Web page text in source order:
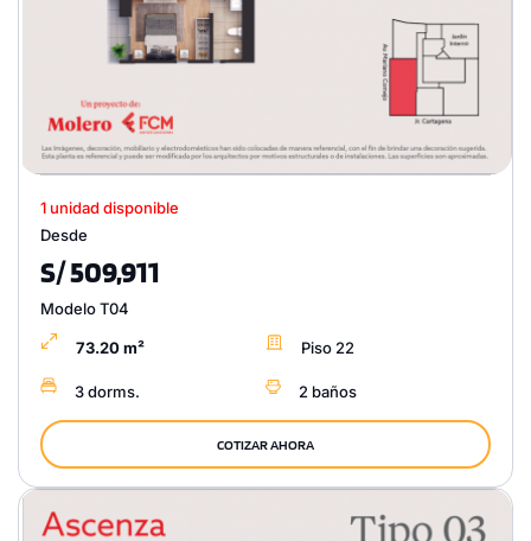
1 unidad disponible
Desde
S/ 509,911
Modelo T04
73.20 m² Piso 22
3 dorms. 2 baños
COTIZAR AHORA